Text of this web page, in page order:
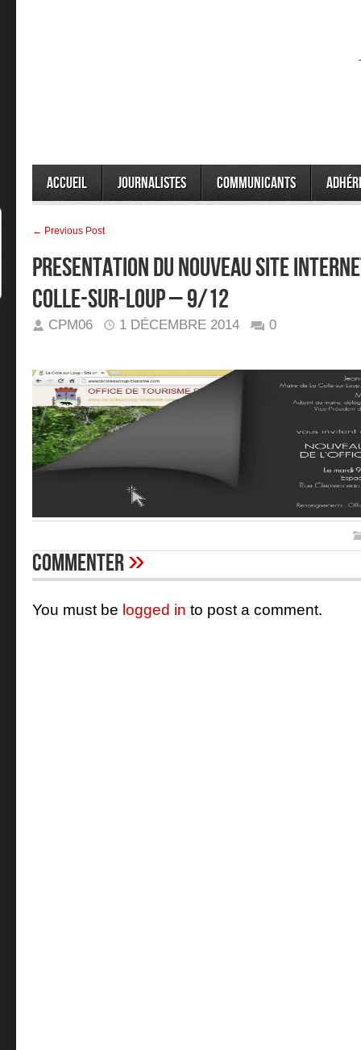
Accueil Journalistes Communicants
← Previous Post
PRESENTATION DU NOUVEAU SITE
COLLE-SUR-LOUP – 9/12
CPM06 1 DÉCEMBRE 2014 0
Commenter»
You must be logged in to post a comment.